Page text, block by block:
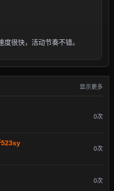
很快，活动节奏不错。
显示更多
0次
523sy
0次
0次